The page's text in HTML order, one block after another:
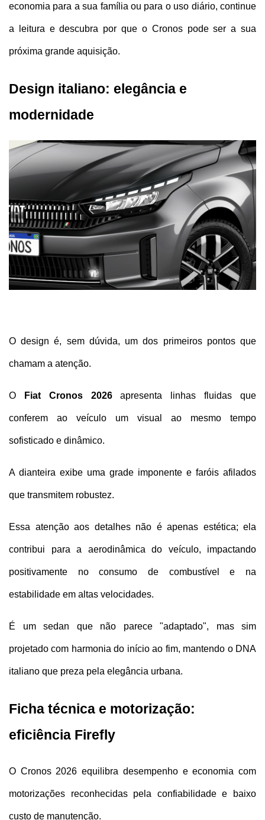
economia para a sua família ou para o uso diário, continue
a leitura e descubra por que o Cronos pode ser a sua
próxima grande aquisição.
Design italiano: elegância e
modernidade
O design é, sem dúvida, um dos primeiros pontos que
chamam a atenção.
O Fiat Cronos 2026 apresenta linhas fluidas que
conferem ao veículo um visual ao mesmo tempo
sofisticado e dinâmico.
A dianteira exibe uma grade imponente e faróis afilados
que transmitem robustez.
Essa atenção aos detalhes não é apenas estética; ela
contribui para a aerodinâmica do veículo, impactando
positivamente no consumo de combustível e na
estabilidade em altas velocidades.
É um sedan que não parece "adaptado", mas sim
projetado com harmonia do início ao fim, mantendo o DNA
italiano que preza pela elegância urbana.
Ficha técnica e motorização:
eficiência Firefly
O Cronos 2026 equilibra desempenho e economia com
motorizações reconhecidas pela confiabilidade e baixo
custo de manutenção.